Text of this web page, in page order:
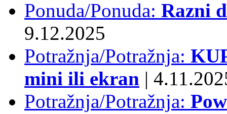
Ponuda/Ponuda: Razni
9.12.2025
Potražnja/Potražnja:
mini ili ekran |
Potražnja/Potražnja: